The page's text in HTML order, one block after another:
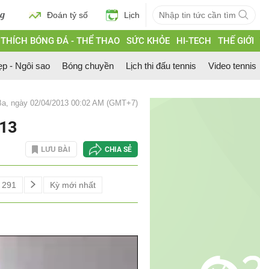
Đoán tỷ số Lịch
BÓNG ĐÁ - THỂ THAO SỨC KHỎE HI-TECH THẾ GIỚI
- Ngôi sao Bóng chuyền Lịch thi đấu tennis Video tennis
ngày 02/04/2013 00:02 AM (GMT+7)
LƯU BÀI CHIA SẺ
291 Kỳ mới nhất